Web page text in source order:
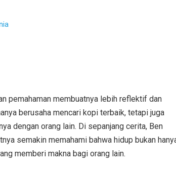
pemahaman membuatnya lebih reflektif dan
berusaha mencari kopi terbaik, tetapi juga
dengan orang lain. Di sepanjang cerita, Ben
semakin memahami bahwa hidup bukan
memberi makna bagi orang lain.